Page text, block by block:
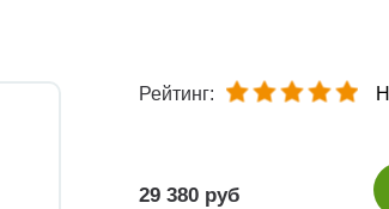
Рейтинг:
29 380 руб